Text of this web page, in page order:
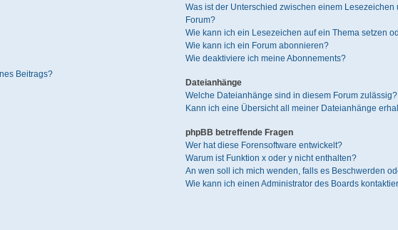
Beitrags?
Was ist der Unterschied zwischen einem
Forum?
Wie kann ich ein Lesezeichen auf ein Thema setzen
Wie kann ich ein Forum abonnieren?
Wie deaktiviere ich meine Abonnements?
Dateianhänge
Welche Dateianhänge sind in diesem Forum zulässig?
Kann ich eine Übersicht all meiner Dateianhänge
phpBB betreffende Fragen
Wer hat diese Forensoftware entwickelt?
Warum ist Funktion x oder y nicht enthalten?
An wen soll ich mich wenden, falls es Beschwerden
Wie kann ich einen Administrator des Boards